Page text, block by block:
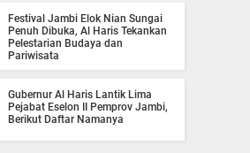
Festival Jambi Elok Nian Sungai
Penuh Dibuka, Al Haris Tekankan
Pelestarian Budaya dan
Pariwisata
Gubernur Al Haris Lantik Lima
Pejabat Eselon II Pemprov Jambi,
Berikut Daftar Namanya